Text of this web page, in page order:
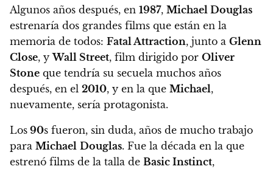
Algunos años después, en 1987, Michael Douglas
estrenaría dos grandes films que están en la
memoria de todos: Fatal Attraction, junto a Glenn
Close, yWall Street, film dirigido por Oliver
Stone que tendría su secuela muchos años
después, en el 2010, y en la que Michael,
nuevamente, sería protagonista.
Los 90s fueron, sin duda, años de mucho trabajo
para Michael Douglas. Fue la década en la que
estrenó films de la talla de Basic Instinct,